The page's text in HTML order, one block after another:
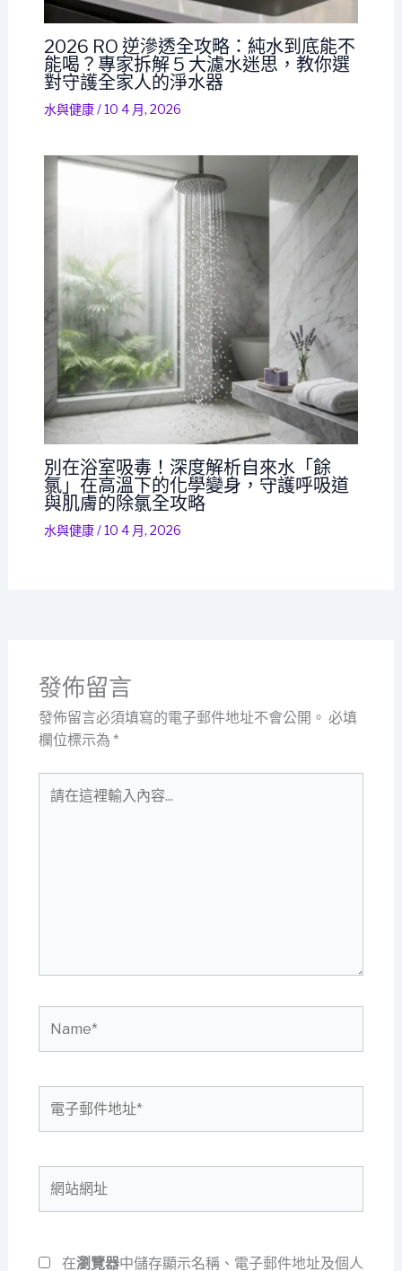
2026 RO 逆滲透全攻略：純水到底能不
能喝？專家拆解 5 大濾水迷思，教你選
對守護全家人的淨水器
水與健康/10 4 月, 2026
別在浴室吸毒！深度解析自來水「餘
氯」在高溫下的化學變身，守護呼吸道
與肌膚的除氯全攻略
水與健康/10 4 月, 2026
發佈留言
發佈留言必須填寫的電子郵件地址不會公開。 必填
欄位標示為 *
在
件
地
址
站
在瀏覽器中儲存顯示名稱、電子郵件地址及個人